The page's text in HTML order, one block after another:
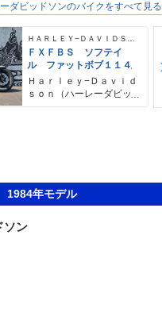
ＦＸＦＢＳ ソフテイ
ル ファットボブ１１４
Ｈａｒｌｅｙ−Ｄａｖｉｄ
ｓｏｎ（ハーレーダビッ
ダビッドソンのバイクをすべて見る
1984年モデル
ソン